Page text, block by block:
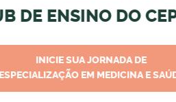
DO CEPETI
SUA JORNADA DE
EM MEDICINA E SAÚDE